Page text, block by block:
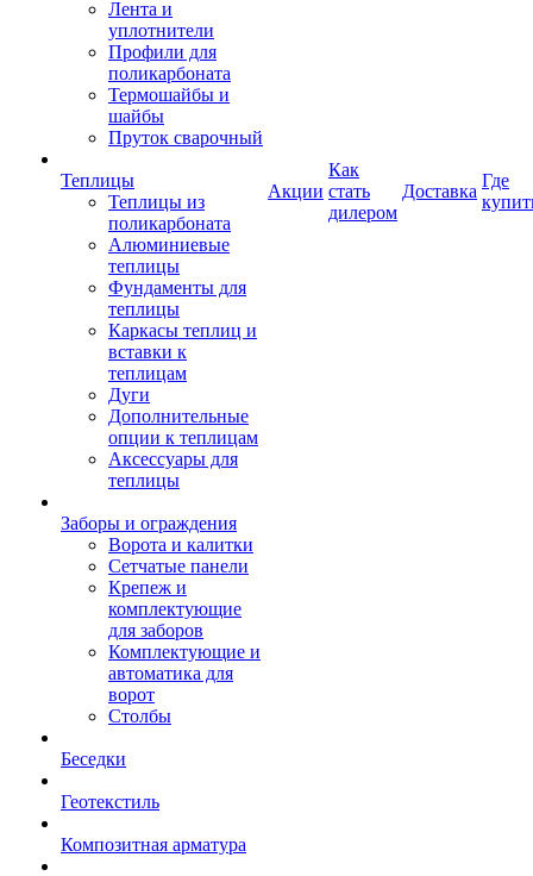
Лента и
уплотнители
Профили для
поликарбоната
Термошайбы и
шайбы
Пруток сварочный
Теплицы
Теплицы из
поликарбоната
Алюминиевые
теплицы
Фундаменты для
теплицы
Каркасы теплиц и
вставки к
теплицам
Дуги
Дополнительные
опции к теплицам
Аксессуары для
теплицы
Заборы и ограждения
Ворота и калитки
Сетчатые панели
Крепеж и
комплектующие
для заборов
Комплектующие и
автоматика для
ворот
Столбы
Беседки
Геотекстиль
Композитная арматура
Акции
Как
стать
дилером
Доставка
Где